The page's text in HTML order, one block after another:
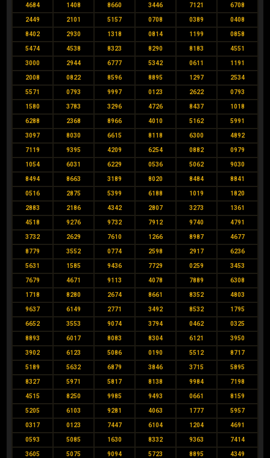
4684 1408 8660 3446 7121 6708
2449 2101 5157 0708 0389 0408
8402 2930 1318 0814 1199 0858
5474 4538 8323 8290 8183 4551
3000 2944 6777 5342 0611 1191
2008 0822 8596 8895 1297 2534
5571 0793 9997 0123 2622 0793
1580 3783 3296 4726 8437 1018
6288 2368 8966 4010 5162 5991
3097 8030 6615 8118 6300 4892
7119 9395 4209 6254 0882 0979
1054 6031 6229 0536 5062 9030
8494 8663 3189 8020 8484 8841
0516 2875 5399 6188 1019 1820
2883 2186 4342 2807 3273 1361
4518 9276 9732 7912 9740 4791
3732 2629 7610 1266 8987 4677
8779 3552 0774 2598 2917 6236
5631 1585 9436 7729 0259 3453
7679 4671 9113 4078 7889 6308
1718 8280 2674 8661 8352 4803
9637 6149 2771 3492 8532 1795
6652 3553 9074 3794 0462 0325
8893 6017 8083 8304 6121 3950
3902 6123 5086 0190 5512 8717
5189 5632 6879 3846 3715 5895
8327 5971 5817 8138 9984 7198
4515 8250 9985 9493 0661 8159
5205 6103 9281 4063 1777 5957
0317 0123 7447 6104 1204 4691
0593 5085 1630 8332 9363 7414
3605 5075 9094 5723 8895 4349